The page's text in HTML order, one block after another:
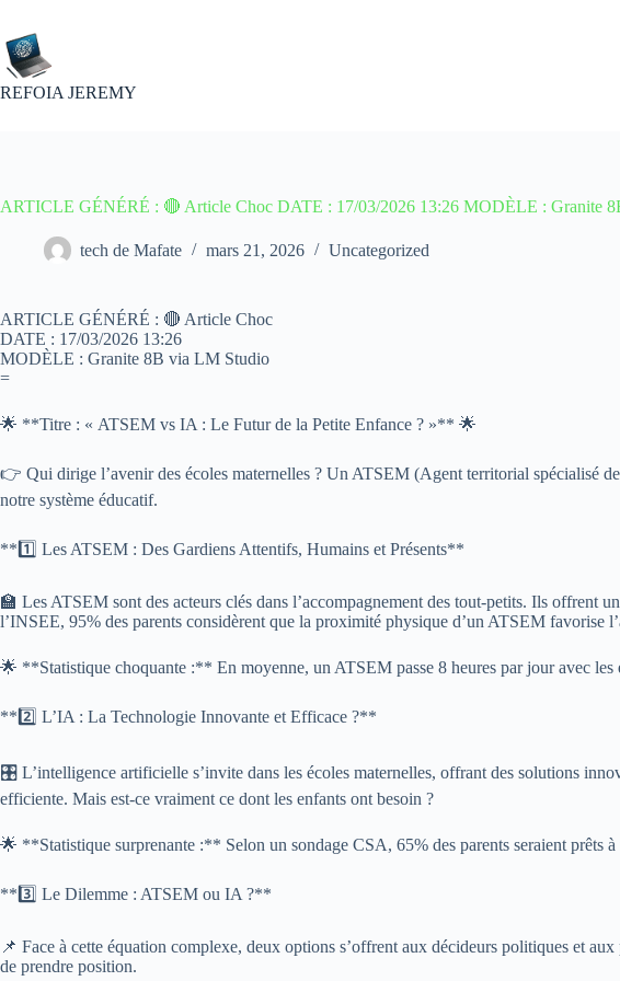
contenu
REFOIA JEREMY
ARTICLE GÉNÉRÉ : 🔴 Article Choc DATE : 17/03/2026 13:26 MODÈLE : Granite
tech de Mafate mars 21, 2026 Uncategorized
ARTICLE GÉNÉRÉ : 🔴 Article Choc
DATE : 17/03/2026 13:26
MODÈLE : Granite 8B via LM Studio
=
🌟 **Titre : « ATSEM vs IA : Le Futur de la Petite Enfance ? »** 🌟
👉 Qui dirige l’avenir des écoles maternelles ? Un ATSEM (Agent territorial spécialisé
notre système éducatif.
**1️⃣ Les ATSEM : Des Gardiens Attentifs, Humains et Présents**
🏫 Les ATSEM sont des acteurs clés dans l’accompagnement des tout-petits. Ils offrent
l’INSEE, 95% des parents considèrent que la proximité physique d’un ATSEM favorise
🌟 **Statistique choquante :** En moyenne, un ATSEM passe 8 heures par jour avec
**2️⃣ L’IA : La Technologie Innovante et Efficace ?**
🎛️ L’intelligence artificielle s’invite dans les écoles maternelles, offrant des solutions
efficiente. Mais est-ce vraiment ce dont les enfants ont besoin ?
🌟 **Statistique surprenante :** Selon un sondage CSA, 65% des parents seraient prêts
**3️⃣ Le Dilemme : ATSEM ou IA ?**
📌 Face à cette équation complexe, deux options s’offrent aux décideurs politiques et
de prendre position.